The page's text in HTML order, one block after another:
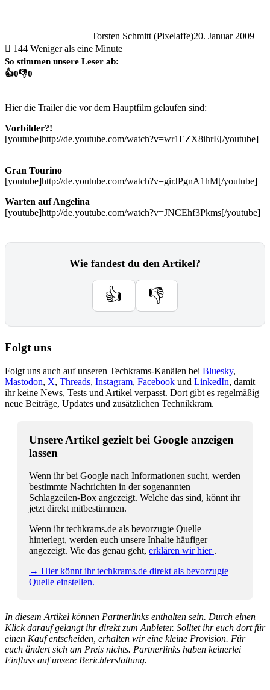
Torsten Schmitt (Pixelaffe)20. Januar 2009
144 Weniger als eine Minute
So stimmen unsere Leser ab:
👍0👎0
Hier die Trailer die vor dem Hauptfilm gelaufen sind:
Vorbilder?!
[youtube]http://de.youtube.com/watch?v=wr1EZX8ihrE[/youtube]
Gran Tourino
[youtube]http://de.youtube.com/watch?v=girJPgnA1hM[/youtube]
Warten auf Angelina
[youtube]http://de.youtube.com/watch?v=JNCEhf3Pkms[/youtube]
Wie fandest du den Artikel?
👍 👎
Folgt uns
Folgt uns auch auf unseren Techkrams-Kanälen bei Bluesky,
Mastodon, X, Threads, Instagram, Facebook und LinkedIn, damit
ihr keine News, Tests und Artikel verpasst. Dort gibt es regelmäßig
neue Beiträge, Updates und zusätzlichen Technikkram.
Unsere Artikel gezielt bei Google anzeigen
lassen
Wenn ihr bei Google nach Informationen sucht, werden
bestimmte Nachrichten in der sogenannten
Schlagzeilen-Box angezeigt. Welche das sind, könnt ihr
jetzt direkt mitbestimmen.
Wenn ihr techkrams.de als bevorzugte Quelle
hinterlegt, werden euch unsere Inhalte häufiger
angezeigt. Wie das genau geht, erklären wir hier .
→ Hier könnt ihr techkrams.de direkt als bevorzugte
Quelle einstellen.
In diesem Artikel können Partnerlinks enthalten sein. Durch einen
Klick darauf gelangt ihr direkt zum Anbieter. Solltet ihr euch dort für
einen Kauf entscheiden, erhalten wir eine kleine Provision. Für
euch ändert sich am Preis nichts. Partnerlinks haben keinerlei
Einfluss auf unsere Berichterstattung.